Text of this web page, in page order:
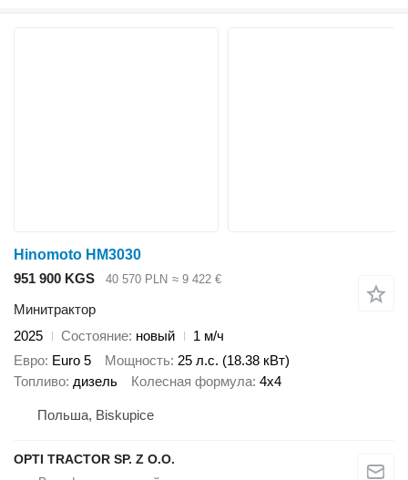
Hinomoto HM3030
951 900 KGS
40 570 PLN ≈ 9 422 €
Минитрактор
2025
Состояние новый
1 м/ч
Евро Euro 5 Мощность 25 л.с. (18.38 кВт)
Топливо дизель Колесная формула 4x4
Польша, Biskupice
OPTI TRACTOR SP. Z O.O.